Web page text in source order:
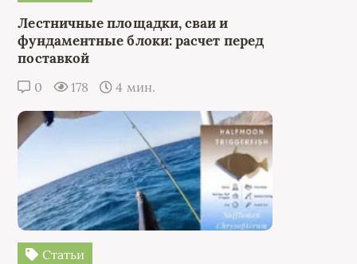
Лестничные площадки, сваи и
фундаментные блоки: расчет перед
поставкой
0 178 4 мин.
Статьи